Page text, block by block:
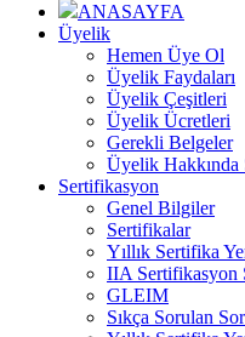
ANASAYFA
Üyelik
Hemen Üye Ol
Üyelik Faydaları
Üyelik Çeşitleri
Üyelik Ücretleri
Gerekli Belgeler
Üyelik Hakkında
Sertifikasyon
Genel Bilgiler
Sertifikalar
Yıllık Sertifika
IIA Sertifikasyon
GLEIM
Sıkça Sorulan